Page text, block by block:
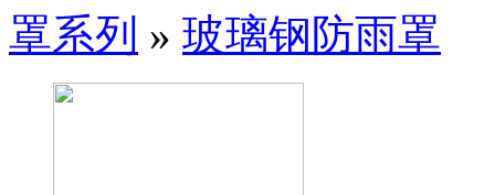
罩系列 » 玻璃钢防雨罩